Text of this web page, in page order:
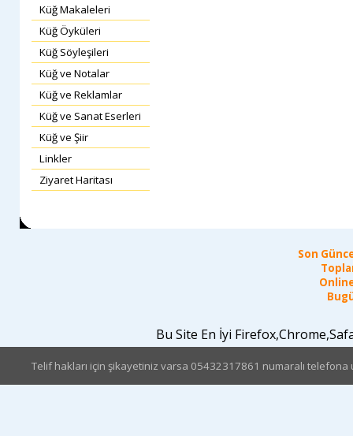
Küğ Makaleleri
Küğ Öyküleri
Küğ Söyleşileri
Küğ ve Notalar
Küğ ve Reklamlar
Küğ ve Sanat Eserleri
Küğ ve Şiir
Linkler
Ziyaret Haritası
Son
Bu Site En İyi
Telif hakları için şikayetiniz varsa 05432317861 numaralı telefona